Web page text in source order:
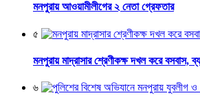
মনপুরায় আওয়ামীলীগের ২ নেতা গ্রেফতার
৫
মনপুরায় মাদ্রাসার শ্রেণীকক্ষ দখল করে বসবাস,
৬